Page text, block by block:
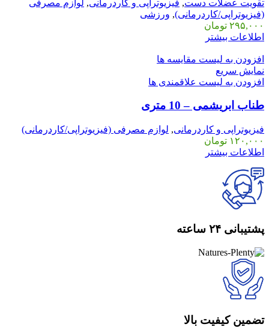
تقویت عضلات دست, فیزیوتراپی و کاردرمانی, لوازم مصرفی
(فیزیوتراپی/کاردرمانی), ورزشی
۲۹۵,۰۰۰ تومان
اطلاعات بیشتر
افزودن به لیست مقایسه ها
نمایش سریع
افزودن به لیست علاقمندی ها
طناب ابریشمی – 10 متری
فیزیوتراپی و کاردرمانی, لوازم مصرفی (فیزیوتراپی/کاردرمانی)
۱۲۰,۰۰۰ تومان
اطلاعات بیشتر
پشتیبانی ۲۴ ساعته
تضمین کیفیت بالا